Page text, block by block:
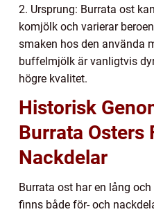
2. Ursprung: Burrata ost
komjölk och varierar
smaken hos den använda
buffelmjölk är vanligtvis
högre kvalitet.
Historisk
Burrata Osters
Nackdelar
Burrata ost har en lång
finns både för- och